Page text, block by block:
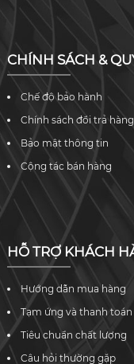
CHÍNH SÁCH &
Chế độ bảo hành
Chính sách đổi trả hàng
Bảo mật thông tin
Cộng tác bán hàng
HỖ TRỢ KHÁCH
Hướng dẫn mua hàng
Tạm ứng và thanh toán
Tiêu chuẩn chất lượng
Câu hỏi thường gặp